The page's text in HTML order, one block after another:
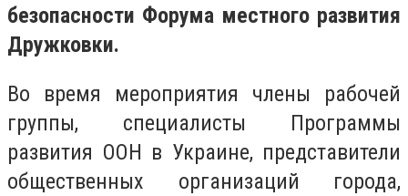
безопасности Форума местного развития
Дружковки.
Во время мероприятия члены рабочей
группы, специалисты Программы
развития ООН в Украине, представители
общественных организаций города,